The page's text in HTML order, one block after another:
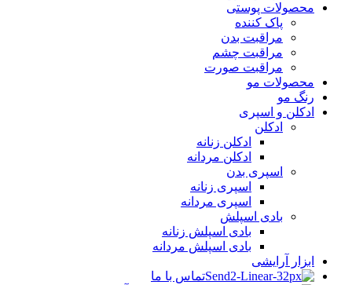
محصولات پوستی
پاک کننده
مراقبت بدن
مراقبت چشم
مراقبت صورت
محصولات مو
رنگ مو
ادکلن و اسپری
ادکلن
ادکلن زنانه
ادکلن مردانه
اسپری بدن
اسپری زنانه
اسپری مردانه
بادی اسپلش
بادی اسپلش زنانه
بادی اسپلش مردانه
ابزار آرایشی
تماس با ما